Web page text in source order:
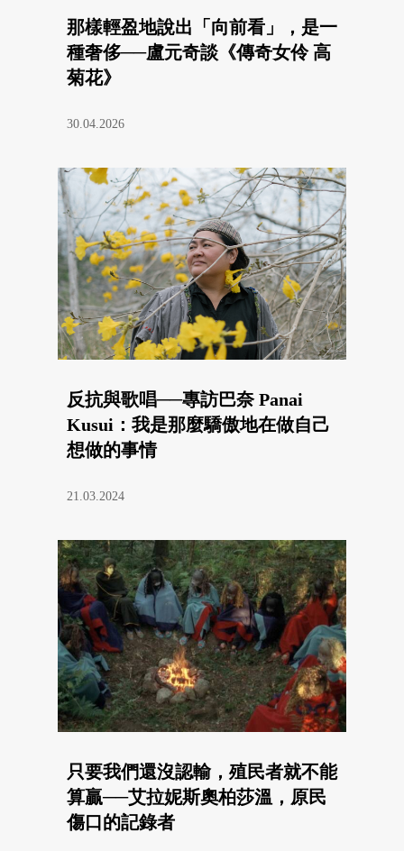
那樣輕盈地說出「向前看」，是一
種奢侈──盧元奇談《傳奇女伶 高
菊花》
30.04.2026
反抗與歌唱──專訪巴奈 Panai
Kusui：我是那麼驕傲地在做自己
想做的事情
21.03.2024
只要我們還沒認輸，殖民者就不能
算贏──艾拉妮斯奧柏莎溫，原民
傷口的記錄者